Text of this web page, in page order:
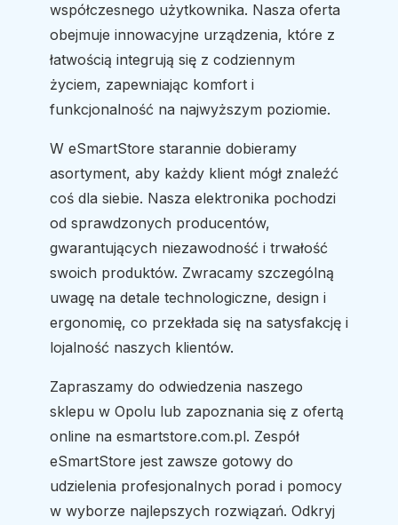
współczesnego użytkownika. Nasza oferta
obejmuje innowacyjne urządzenia, które z
łatwością integrują się z codziennym
życiem, zapewniając komfort i
funkcjonalność na najwyższym poziomie.
W eSmartStore starannie dobieramy
asortyment, aby każdy klient mógł znaleźć
coś dla siebie. Nasza elektronika pochodzi
od sprawdzonych producentów,
gwarantujących niezawodność i trwałość
swoich produktów. Zwracamy szczególną
uwagę na detale technologiczne, design i
ergonomię, co przekłada się na satysfakcję i
lojalność naszych klientów.
Zapraszamy do odwiedzenia naszego
sklepu w Opolu lub zapoznania się z ofertą
online na esmartstore.com.pl. Zespół
eSmartStore jest zawsze gotowy do
udzielenia profesjonalnych porad i pomocy
w wyborze najlepszych rozwiązań. Odkryj